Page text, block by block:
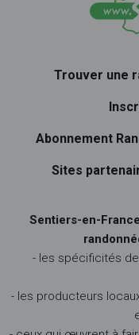
Trouver une
Abonnement
Sites
Sentiers-en-
- les spécificités
- les producteurs